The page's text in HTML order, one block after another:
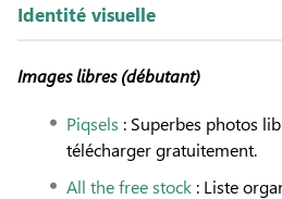
Identité visuelle
Images libres (débutant)
Piqsels : Superbes photos
télécharger gratuitement.
All the free stock : Liste